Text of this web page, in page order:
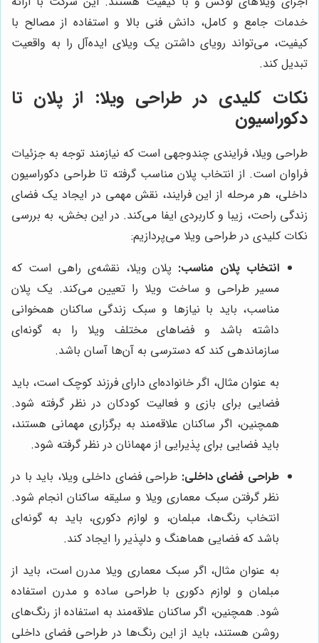
خدمات جامع و کامل، دانش فنی بالا و استفاده از مصالح با
کیفیت، می‌تواند رویای داشتن یک ویلای ایده‌آل را به واقعیت
تبدیل کند.
نکات کلیدی در طراحی ویلا: از پلان تا
دکوراسیون
طراحی ویلا، فرایندی چندوجهی است که نیازمند توجه به جزئیات
فراوان است. از انتخاب پلان مناسب گرفته تا طراحی دکوراسیون
داخلی، هر مرحله از این فرایند، نقش مهمی در ایجاد یک فضای
زندگی راحت، زیبا و کاربردی ایفا می‌کند. در این بخش، به بررسی
نکات کلیدی در طراحی ویلا می‌پردازیم:
انتخاب پلان مناسب: پلان ویلا، نقشه‌ی راهی است که
مسیر طراحی و ساخت ویلا را تعیین می‌کند. یک پلان
مناسب، باید با نیازها و سبک زندگی ساکنان همخوانی
داشته باشد و فضاهای مختلف ویلا را به گونه‌ای
سازماندهی کند که دسترسی به آن‌ها آسان باشد.
به عنوان مثال، اگر خانواده‌ای دارای فرزند کوچک است، باید
فضایی برای بازی و فعالیت کودکان در نظر گرفته شود.
همچنین، اگر ساکنان علاقه‌مند به برگزاری مهمانی هستند،
باید فضایی برای پذیرایی از مهمانان در نظر گرفته شود.
طراحی فضای داخلی: طراحی فضای داخلی ویلا، باید با در
نظر گرفتن سبک معماری ویلا و سلیقه ساکنان انجام شود.
انتخاب رنگ‌ها، مبلمان، و لوازم دکوری، باید به گونه‌ای
باشد که فضایی هماهنگ و دلپذیر را ایجاد کند.
به عنوان مثال، اگر سبک معماری ویلا مدرن است، باید از
مبلمان و لوازم دکوری با طراحی ساده و مدرن استفاده
شود. همچنین، اگر ساکنان علاقه‌مند به استفاده از رنگ‌های
روشن هستند، باید از این رنگ‌ها در طراحی فضای داخلی